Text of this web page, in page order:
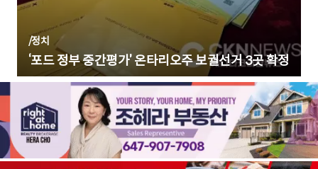
/정치
‘포드 정부 중간평가’ 온타리오주 보궐선거 3곳 확정